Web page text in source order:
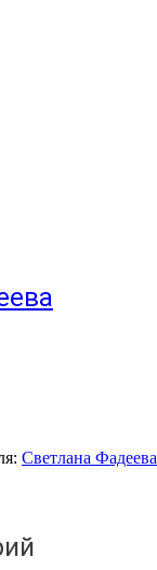
Светлана Фадеева